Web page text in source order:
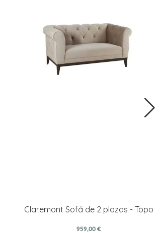
Claremont Sofá de 2 plazas - Topo
959,00 €